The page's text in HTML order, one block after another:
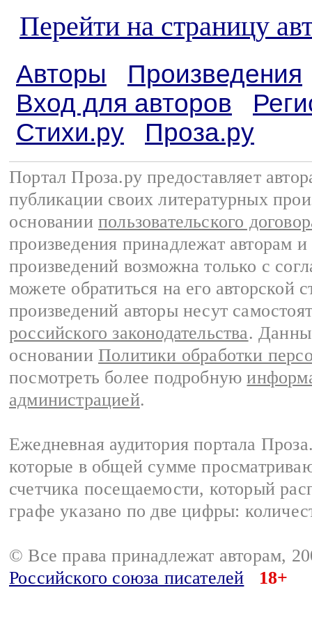
Перейти на страницу
Авторы
Произведения
Вход для авторов
Стихи.ру
Проза.ру
Портал Проза.ру предоставляет
публикации своих литературных
основании пользовательского
произведения принадлежат авторам
произведений возможна только с
можете обратиться на его авторской
произведений авторы несут
российского законодательства.
основании Политики обработки
посмотреть более подробную
администрацией.
Ежедневная аудитория портала
которые в общей сумме
счетчика посещаемости, который
графе указано по две цифры:
© Все права принадлежат авторам,
Российского союза писателей
18+